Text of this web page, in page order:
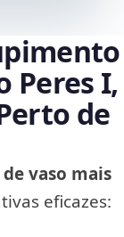
Peres I,
de
vaso mais
eficazes: